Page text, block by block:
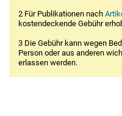
2 Für Publikationen nach
kostendeckende Gebühr
3 Die Gebühr kann wegen
Person oder aus anderen
erlassen werden.